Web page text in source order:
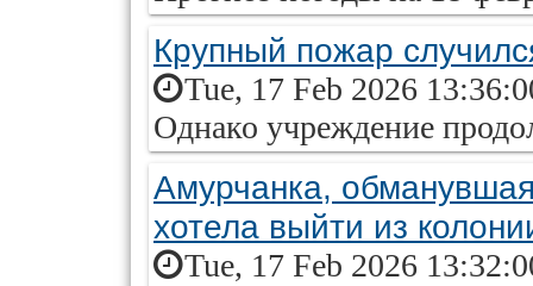
Крупный пожар
Tue, 17 Feb 2026
Однако учреждение
Амурчанка,
хотела выйти из
Tue, 17 Feb 2026